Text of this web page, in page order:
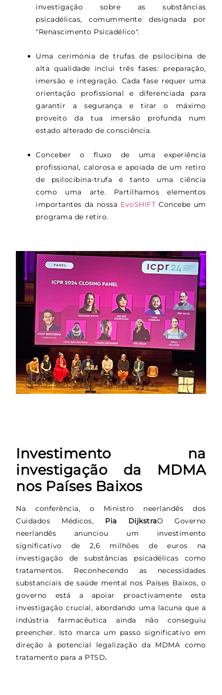
investigação sobre as substâncias
psicadélicas, comummente designada por
"Renascimento Psicadélico".
Uma cerimónia de trufas de psilocibina de
alta qualidade inclui três fases: preparação,
imersão e integração. Cada fase requer uma
orientação profissional e diferenciada para
garantir a segurança e tirar o máximo
proveito da tua imersão profunda num
estado alterado de consciência.
Conceber o fluxo de uma experiência
profissional, calorosa e apoiada de um retiro
de psilocibina-trufa é tanto uma ciência
como uma arte. Partilhamos elementos
importantes da nossa EvoSHIFTConcebe um
programa de retiro.
Investimento na
investigação da MDMA
nos Países Baixos
Na conferência, o Ministro neerlandês dos
Cuidados Médicos, Pia DijkstraO Governo
neerlandês anunciou um investimento
significativo de 2,6 milhões de euros na
investigação de substâncias psicadélicas como
tratamentos. Reconhecendo as necessidades
substanciais de saúde mental nos Países Baixos, o
governo está a apoiar proactivamente esta
investigação crucial, abordando uma lacuna que a
indústria farmacêutica ainda não conseguiu
preencher. Isto marca um passo significativo em
direção à potencial legalização da MDMA como
tratamento para a PTSD.